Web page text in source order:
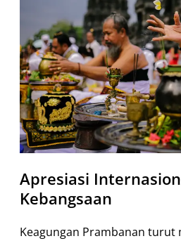
Apresiasi
Kebangsaan
Keagungan Prambanan turut